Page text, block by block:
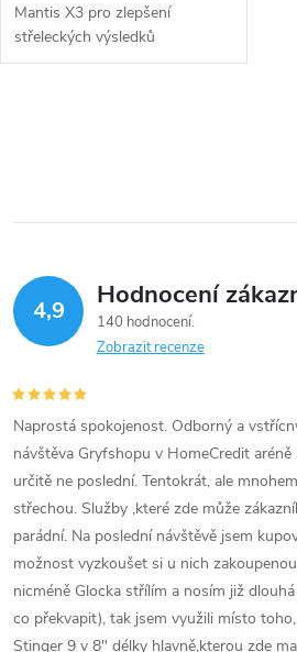
Mantis X3 pro zlepšení
střeleckých výsledků
l
d
a
c
í
p
r
v
k
4,9 Hodnocení
140 hodnocení
Zobrazit recenze
Naprostá spokojenost. Odborný a
návštěva Gryfshopu v HomeCredit
určitě ne poslední. Tentokrát, ale
střechou. Služby ,které zde může
parádní. Na poslední návštěvě jsem
možnost vyzkoušet si u nich
nicméně Glocka střílím a nosím již
co překvapit), tak jsem využili místo
Stinger 9 v 8" délky hlavně,kterou zde